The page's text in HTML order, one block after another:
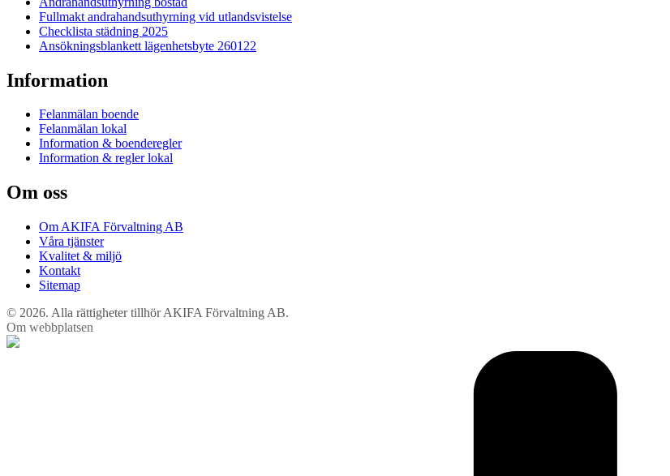
Fullmakt andrahandsuthyrning vid utlandsvistelse
Checklista städning 2025
Ansökningsblankett lägenhetsbyte 260122
Information
Felanmälan boende
Felanmälan lokal
Information & boenderegler
Information & regler lokal
Om oss
Om AKIFA Förvaltning AB
Våra tjänster
Kvalitet & miljö
Kontakt
Sitemap
© 2026. Alla rättigheter tillhör AKIFA Förvaltning AB.
Om webbplatsen